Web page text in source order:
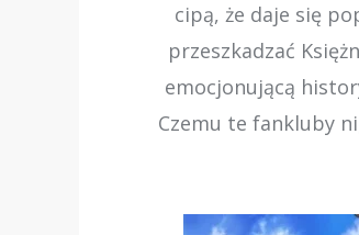
cipą, że daje się
przeszkadzać
emocjonującą
Czemu te fankluby